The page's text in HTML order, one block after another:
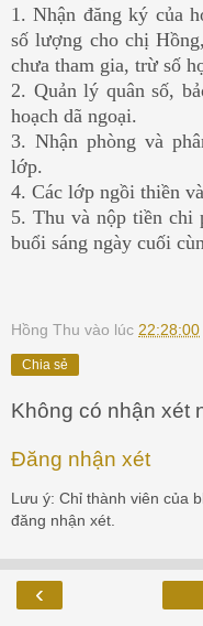
1. Nhận đăng ký của
số lượng cho chị
chưa tham gia, trừ số
2. Quản lý quân số,
hoạch dã ngoại.
3. Nhận phòng và
lớp.
4. Các lớp ngồi thiền
5. Thu và nộp tiền chi
buổi sáng ngày cuối
Hồng Thu vào lúc 22:28:00
Chia sẻ
Không có nhận xét
Đăng nhận xét
Lưu ý: Chỉ thành viên của
đăng nhận xét.
‹